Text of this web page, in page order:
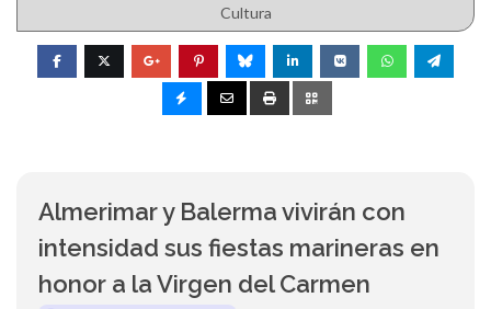
Cultura
Almerimar y Balerma vivirán con
intensidad sus fiestas marineras en
honor a la Virgen del Carmen